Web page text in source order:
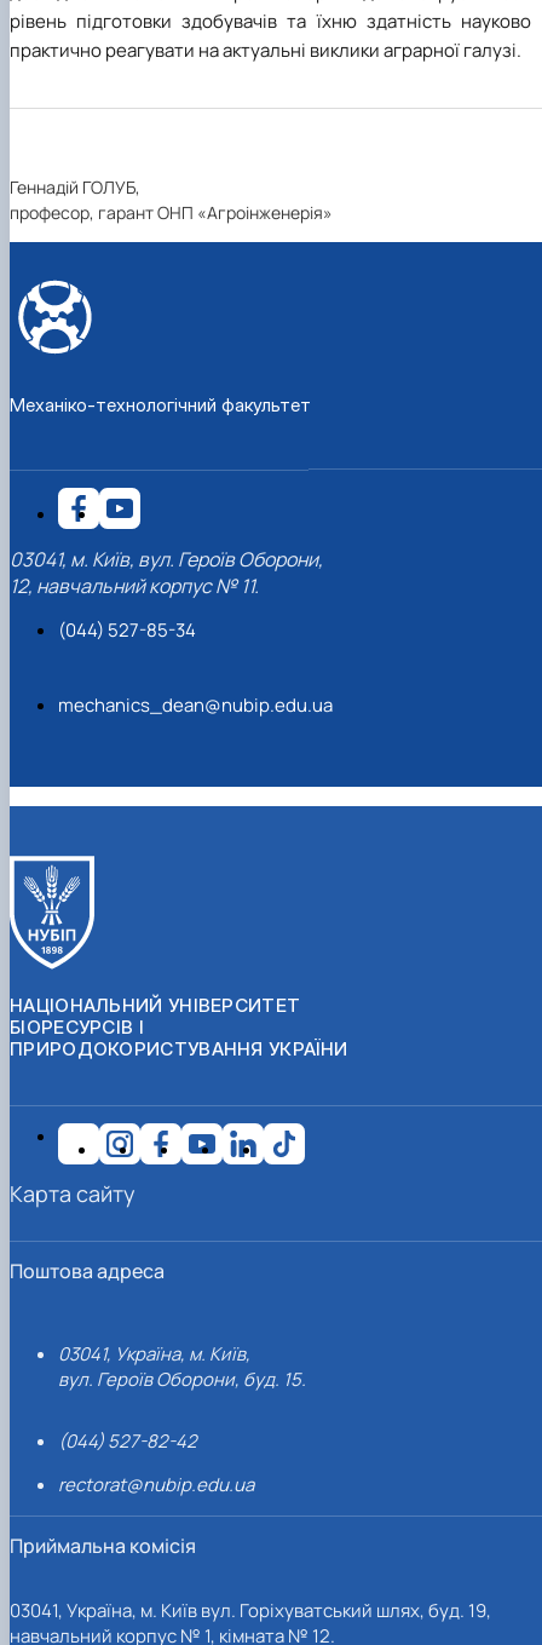
рівень підготовки здобувачів та їхню здатність науково
практично реагувати на актуальні виклики аграрної галузі.
Геннадій ГОЛУБ,
професор, гарант ОНП «Агроінженерія»
Механіко-технологічний факультет
03041, м. Київ, вул. Героїв Оборони,
12, навчальний корпус № 11.
(044) 527-85-34
mechanics_dean@nubip.edu.ua
НАЦІОНАЛЬНИЙ УНІВЕРСИТЕТ
БІОРЕСУРСІВ І
ПРИРОДОКОРИСТУВАННЯ УКРАЇНИ
Поштова адреса
03041, Україна, м. Київ,
вул. Героїв Оборони, буд. 15.
(044) 527-82-42
rectorat@nubip.edu.ua
Приймальна комісія
03041, Україна, м. Київ вул. Горіхуватський шлях, буд. 19,
навчальний корпус № 1, кімната № 12.
Карта сайту